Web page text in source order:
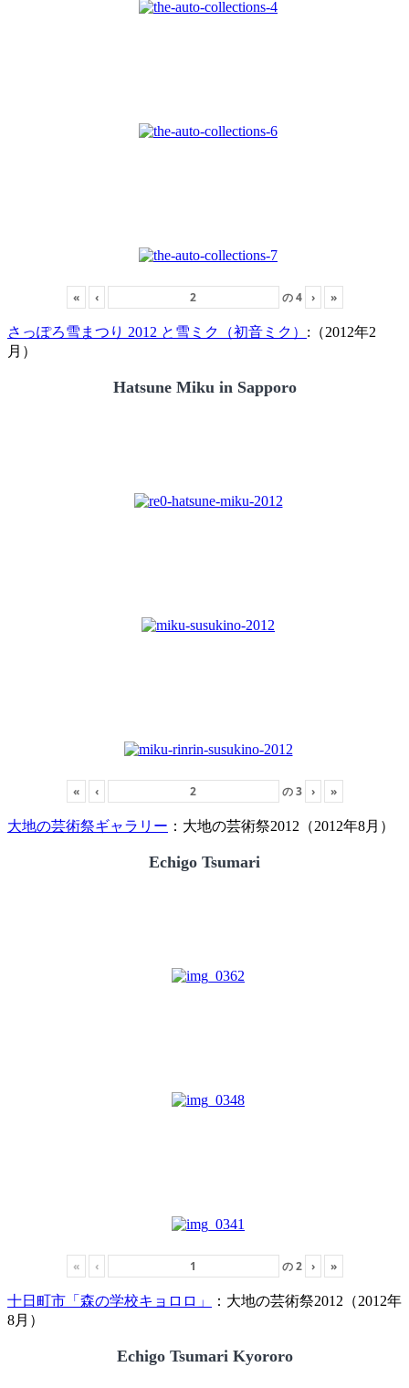
« ‹ の4 › »
さっぽろ雪まつり 2012 と雪ミク（初音ミク） :（2012年2
月）
Hatsune Miku in Sapporo
« ‹ の3 › »
大地の芸術祭ギャラリー ：大地の芸術祭2012（2012年8月）
Echigo Tsumari
« ‹ の2 › »
十日町市「森の学校キョロロ」
：大地の芸術祭2012（2012年
8月）
Echigo Tsumari Kyororo